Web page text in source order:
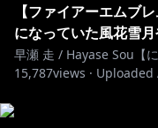
【ファイアーエムブ
になっていた風花雪
早瀬 走 / Hayase Sou【
15,787views · Uploaded